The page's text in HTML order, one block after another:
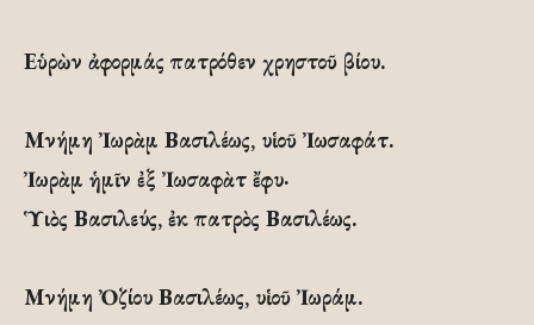
Εὑρὼν ἀφορμάς πατρόθεν χρηστοῦ βίου.
Μνήμη Ἰωρὰμ Βασιλέως, υἱοῦ Ἰωσαφάτ.
Ἰωρὰμ ἡμῖν ἐξ Ἰωσαφὰτ ἔφυ·
Ὑιὸς Βασιλεύς, ἐκ πατρὸς Βασιλέως.
Μνήμη Ὀζίου Βασιλέως, υἱοῦ Ἰωράμ.